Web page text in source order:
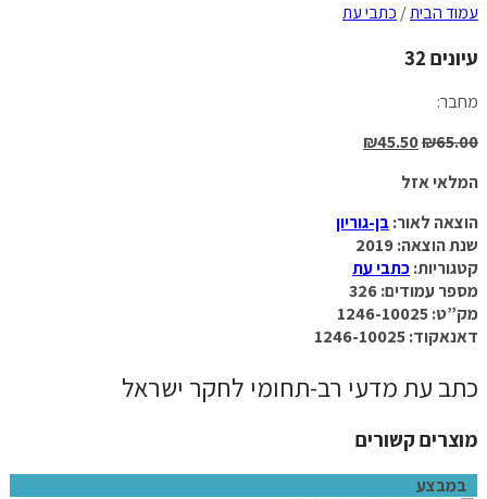
עמוד הבית/ כתבי עת
עיונים 32
מחבר:
₪65.00
₪45.50
המלאי אזל
הוצאה לאור:בן-גוריון
שנת הוצאה: 2019
קטגוריות:כתבי עת
מספר עמודים: 326
מק”ט: 1246-10025
דאנאקוד: 1246-10025
כתב עת מדעי רב-תחומי לחקר ישראל
מוצרים קשורים
במבצע